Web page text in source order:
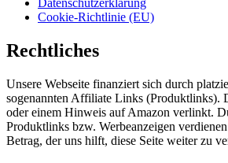
Datenschutzerklärung
Cookie-Richtlinie (EU)
Rechtliches
Unsere Webseite finanziert sich durch
sogenannten Affiliate Links (Produktlinks).
oder einem Hinweis auf Amazon verlinkt.
Produktlinks bzw. Werbeanzeigen
Betrag, der uns hilft, diese Seite weiter zu